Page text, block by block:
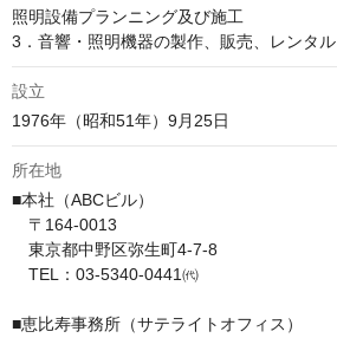
照明設備プランニング及び施工
3．音響・照明機器の製作、販売、レンタル
設立
1976年（昭和51年）9月25日
所在地
■本社（ABCビル）
〒164-0013
東京都中野区弥生町4-7-8
TEL：03-5340-0441㈹
■恵比寿事務所（サテライトオフィス）